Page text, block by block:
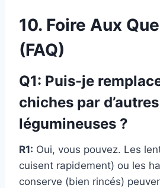
10. Foire Aux
(FAQ)
Q1: Puis-je
chiches par d’autres
légumineuses ?
R1: Oui, vous pouvez. Les
cuisent rapidement) ou les
conserve (bien rincés)